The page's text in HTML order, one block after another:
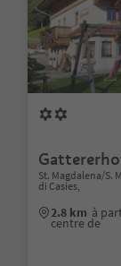
St. Magdalena/S.
di Casies,
2.8 km à
centre de